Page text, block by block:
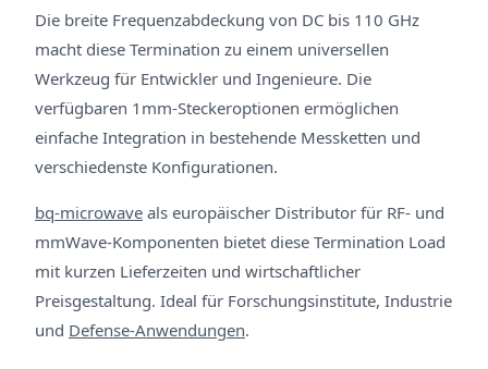
Die breite Frequenzabdeckung von DC bis 110 GHz
macht diese Termination zu einem universellen
Werkzeug für Entwickler und Ingenieure. Die
verfügbaren 1mm-Steckeroptionen ermöglichen
einfache Integration in bestehende Messketten und
verschiedenste Konfigurationen.
bq-microwave als europäischer Distributor für RF- und
mmWave-Komponenten bietet diese Termination Load
mit kurzen Lieferzeiten und wirtschaftlicher
Preisgestaltung. Ideal für Forschungsinstitute, Industrie
und Defense-Anwendungen.